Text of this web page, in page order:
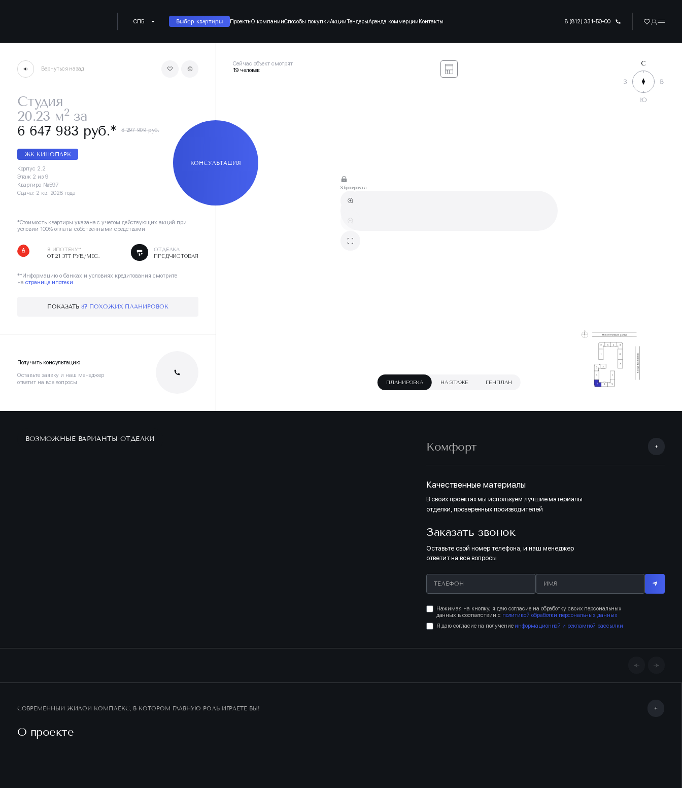
СПБ Выбор квартиры ПроектыО компанииСпособы покупкиАкцииТендерыАренда коммерцииКонтакты 8 (812) 331-50-00
Вернуться назад
Студия
20.23 м2за
6 647 983 руб.∗ 8 297 909 руб.
ЖК КИНОПАРК
Корпус 2.2
Этаж 2 из 9
Квартира №597
Сдача: 2 кв. 2028 года
*Стоимость квартиры указана с учетом действующих акций при
условии 100% оплаты собственными средствами
В ИПОТЕКУ**
ОТ 21 377 РУБ./МЕС.
ОТДЕЛКА
ПРЕДЧИСТОВАЯ
**Информацию о банках и условиях кредитования смотрите
на странице ипотеки
ПОКАЗАТЬ87 ПОХОЖИХ ПЛАНИРОВОК
КОНСУЛЬТАЦИЯ
Получить консультацию
Оставьте заявку и наш менеджер
ответит на все вопросы
Сейчас объект смотрят
19 человек
Забронирована
ПЛАНИРОВКА НА ЭТАЖЕ ГЕНПЛАН
ВОЗМОЖНЫЕ ВАРИАНТЫ ОТДЕЛКИ
Комфорт
Качественные материалы
В своих проектах мы используем лучшие материалы
отделки, проверенных производителей
Заказать звонок
Оставьте свой номер телефона, и наш менеджер
ответит на все вопросы
Нажимая на кнопку, я даю согласие на обработку своих персональных
данных в соответствии с политикой обработки персональных данных
Я даю согласие на получение информационной и рекламной рассылки
СОВРЕМЕННЫЙ ЖИЛОЙ КОМПЛЕКС, В КОТОРОМ ГЛАВНУЮ РОЛЬ ИГРАЕТЕ ВЫ!
О проекте